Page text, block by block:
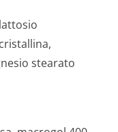
stearato